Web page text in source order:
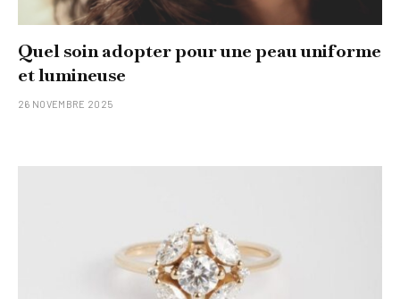
Quel soin adopter pour une peau uniforme
et lumineuse
26 NOVEMBRE 2025